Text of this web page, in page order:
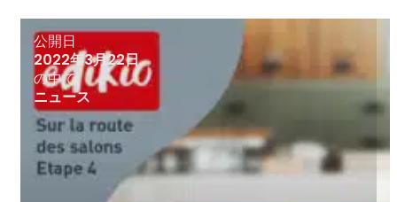
公開日
2022年3月22日
の中で
ニュース